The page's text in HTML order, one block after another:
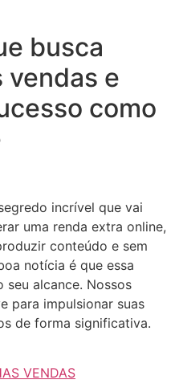
busca
vendas e
como
incrível que vai
uma renda extra online,
conteúdo e sem
notícia é que essa
alcance. Nossos
para impulsionar suas
de forma significativa.
VENDAS